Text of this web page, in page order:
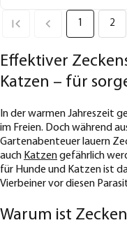
1 2
Effektiver
Katzen – für
In der warmen Jahreszeit
im Freien. Doch während
Gartenabenteuer lauern
auch Katzengefährlich
für Hunde und Katzen ist
Vierbeiner vor diesen
Warum ist